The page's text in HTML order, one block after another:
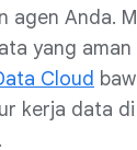
agen Anda.
yang
Cloud
kerja data
.